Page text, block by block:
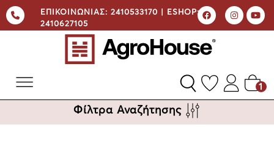
ΕΠΙΚΟΙΝΩΝΙΑΣ: 2410533170 | ESHOP:
2410627105
1
Φίλτρα Αναζήτησης